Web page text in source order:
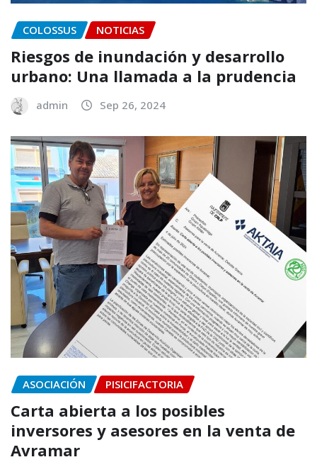
COLOSSUS NOTICIAS
Riesgos de inundación y desarrollo
urbano: Una llamada a la prudencia
admin Sep 26, 2024
ASOCIACIÓN PISICIFACTORIA
Carta abierta a los posibles
inversores y asesores en la venta de
Avramar